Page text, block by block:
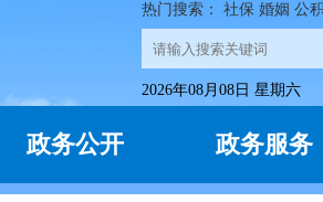
热门搜索： 社保 婚姻 公
2026年08月08日 星期六
政务公开 政务服务